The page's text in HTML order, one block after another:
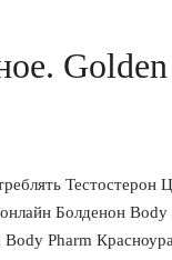
Тестостерон
Болденон
Pharm